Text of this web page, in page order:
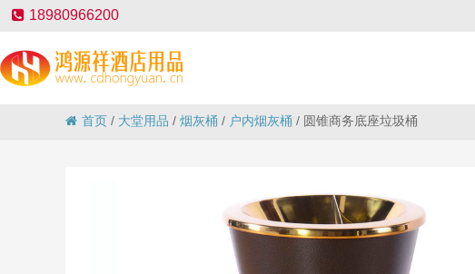
18980966200
首页 / 大堂用品 / 烟灰桶 / 户内烟灰桶 / 圆锥商务底座垃圾桶